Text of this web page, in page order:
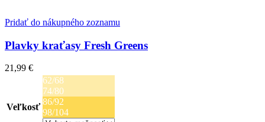
ochranou
-
zelený
žralok
viacero
Možnosti
si
vybrať
stránke
produktu.
Pridať do nákupného zoznamu
Plavky kraťasy Fresh Greens
21,99 €
Veľkosť
62/68
74/80
86/92
98/104